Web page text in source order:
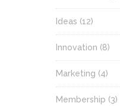
Ideas (12)
Innovation (8)
Marketing (4)
Membership (3)